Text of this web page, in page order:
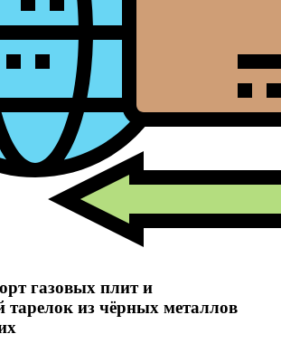
газовых плит и
тарелок из чёрных металлов